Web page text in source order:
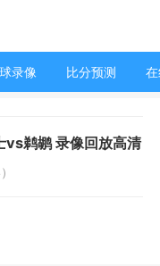
录像 比分预测
鹈鹕 录像回放高清